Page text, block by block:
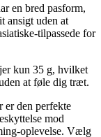
en bred pasform,
ansigt uden at
tilpassede for
kun 35 g, hvilket
at føle dig træt.
den perfekte
mod
oplevelse. Vælg